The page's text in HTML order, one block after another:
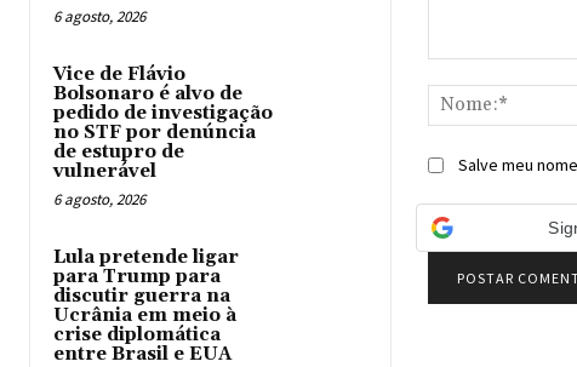
6 agosto, 2026
Vice de Flávio
Bolsonaro é alvo de
pedido de investigação
no STF por denúncia
de estupro de
vulnerável
6 agosto, 2026
Lula pretende ligar
para Trump para
discutir guerra na
Ucrânia em meio à
crise diplomática
entre Brasil e EUA
Salve meu